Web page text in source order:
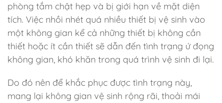
phòng tắm chật hẹp và bị giới hạn về mặt diện
tích. Việc nhồi nhét quá nhiều thiết bị vệ sinh vào
một không gian kể cả những thiết bị không cần
thiết hoặc ít cần thiết sẽ dẫn đến tình trạng ứ đọng
không gian, khó khăn trong quá trình vệ sinh đi lại.
Do đó nên để khắc phục được tình trạng này,
mang lại không gian vệ sinh rộng rãi, thoải mái